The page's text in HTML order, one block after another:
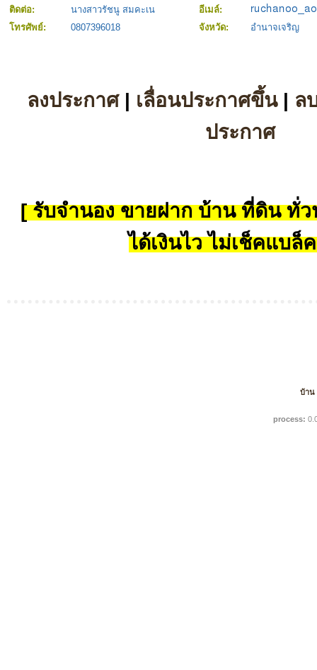
ติดต่อ: นางสาวรัชนู สมคะเน
อีเมล์:
โทรศัพย์:
0807396018 จังหวัด: อำนาจเจริญ
ลงประกาศ| เลื่อนประกาศขึ้น| ล
ประกาศ
[ รับจำนอง ขายฝาก บ้าน ที่ดิน ทั่ว
ได้เงินไว ไม่เช็คแบล็
บ้าน
process: